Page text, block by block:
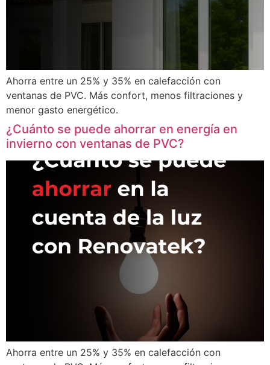
Ahorra entre un 25% y 35% en calefacción con
ventanas de PVC. Más confort, menos filtraciones y
menor gasto energético.
¿Cuánto se puede ahorrar en energía en
invierno con ventanas de PVC?
Ahorra entre un 25% y 35% en calefacción con